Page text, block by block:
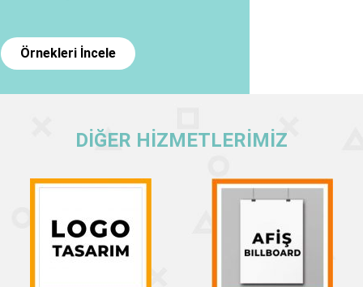
Örnekleri İncele
DIĞER HIZMETLERIMIZ